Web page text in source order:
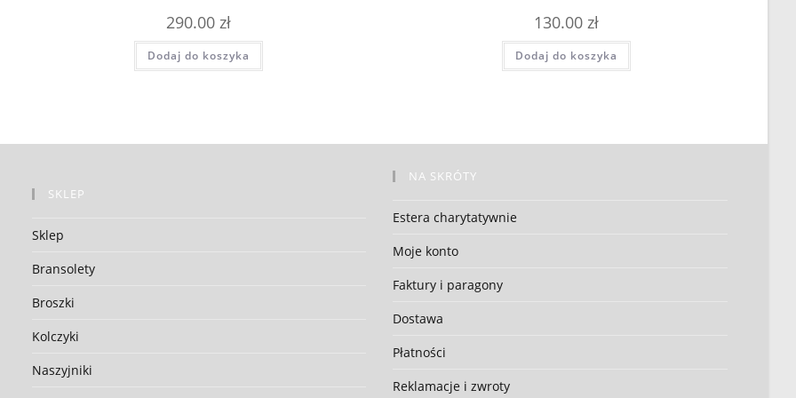
290.00zł
Dodaj do koszyka
130.00 zł
Dodaj do koszyka
SKLEP
Sklep
Bransolety
Broszki
Kolczyki
Naszyjniki
NA SKRÓTY
Estera charytatywnie
Moje konto
Faktury i paragony
Dostawa
Płatności
Reklamacje i zwroty